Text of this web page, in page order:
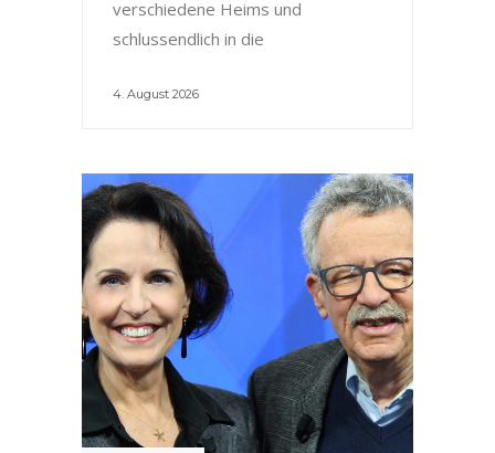
verschiedene Heims und
schlussendlich in die
4. August 2026